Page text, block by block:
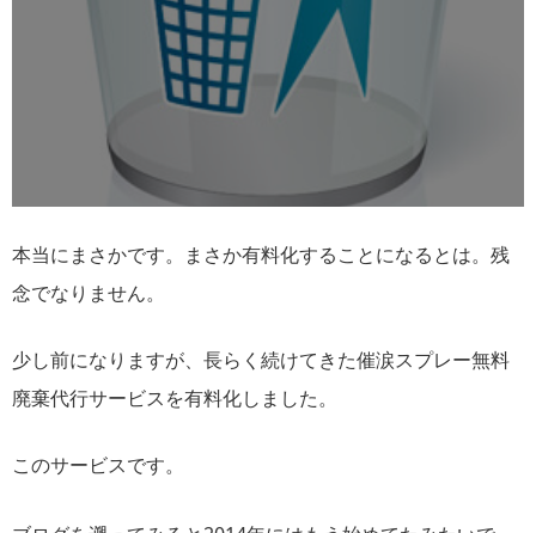
本当にまさかです。まさか有料化することになるとは。残
念でなりません。
少し前になりますが、長らく続けてきた催涙スプレー無料
廃棄代行サービスを有料化しました。
このサービスです。